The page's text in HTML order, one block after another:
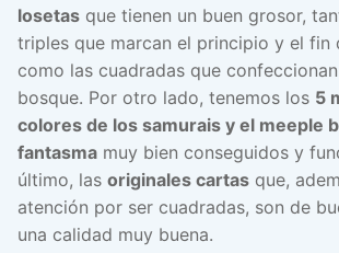
losetas que tienen un buen grosor,
triples que marcan el principio y el fin
como las cuadradas que
bosque. Por otro lado, tenemos los 5
colores de los samurais y el meeple
fantasma muy bien conseguidos y
último, las originales cartas que,
atención por ser cuadradas, son de
una calidad muy buena.